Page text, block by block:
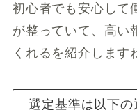
初心者でも安心して
が整っていて、高い
くれるを紹介します
選定基準は以下の